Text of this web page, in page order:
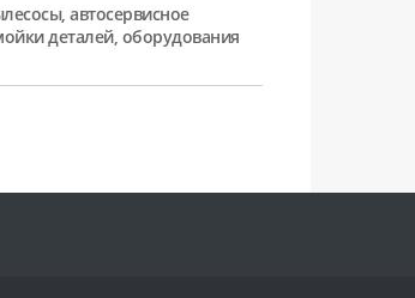
автосервисное
деталей, оборудования